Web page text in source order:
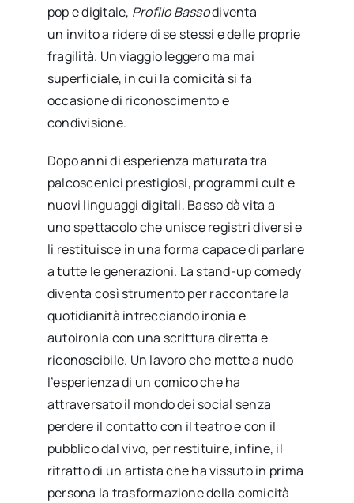
pop e digitale, Profilo Bassodiventa
un invito a ridere di se stessi e delle proprie
fragilità. Un viaggio leggero ma mai
superficiale, in cui la comicità si fa
occasione di riconoscimento e
condivisione.
Dopo anni di esperienza maturata tra
palcoscenici prestigiosi, programmi cult e
nuovi linguaggi digitali, Basso dà vita a
uno spettacolo che unisce registri diversi e
li restituisce in una forma capace di parlare
a tutte le generazioni. La stand-up comedy
diventa così strumento per raccontare la
quotidianità intrecciando ironia e
autoironia con una scrittura diretta e
riconoscibile. Un lavoro che mette a nudo
l’esperienza di un comico che ha
attraversato il mondo dei social senza
perdere il contatto con il teatro e con il
pubblico dal vivo, per restituire, infine, il
ritratto di un artista che ha vissuto in prima
persona la trasformazione della comicità